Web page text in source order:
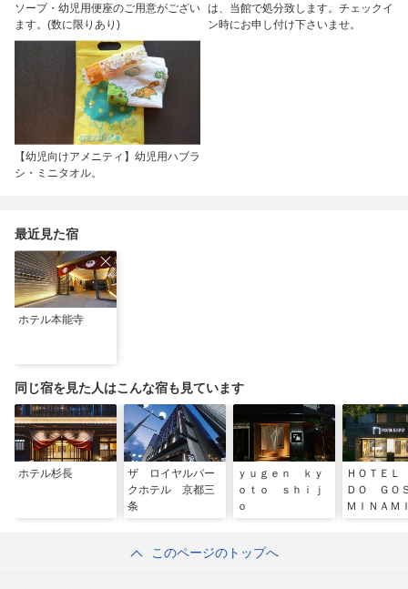
ソープ・幼児用便座のご用意がござい
ます。(数に限りあり)
は、当館で処分致します。チェックイ
ン時にお申し付け下さいませ。
【幼児向けアメニティ】幼児用ハブラ
シ・ミニタオル。
最近見た宿
ホテル本能寺
同じ宿を見た人はこんな宿も見ています
ホテル杉長
ザ ロイヤルパー
クホテル 京都三
条
ｙｕｇｅｎ ｋｙ
ｏｔｏ ｓｈｉｊ
ｏ
ＨＯＴＥ
ＤＯ ＧＯ
ＭＩＮＡ
このページのトップへ